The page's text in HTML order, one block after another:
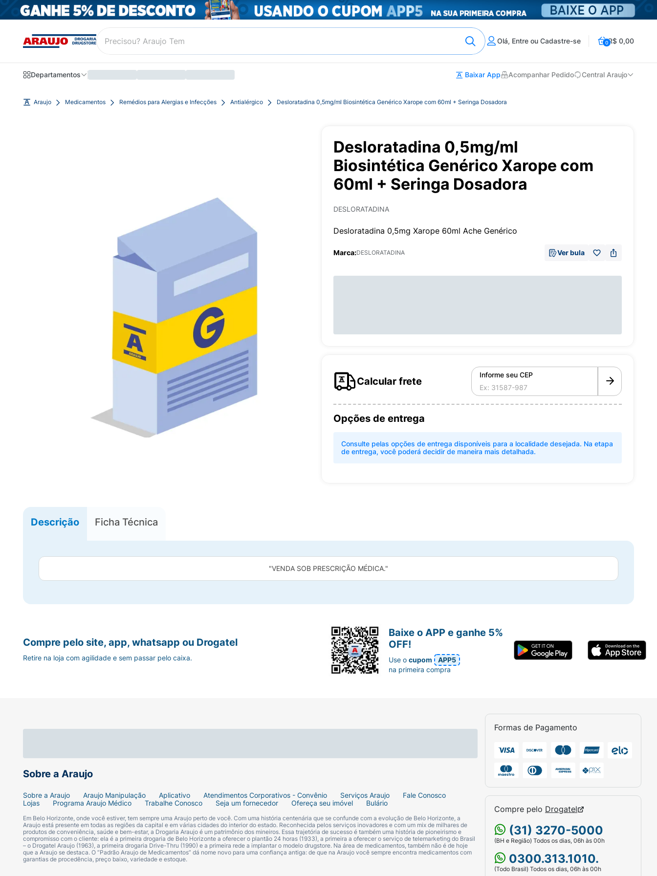
Olá, Entre ou Cadastre-se 0R$ 0,00
Departamentos Baixar App Acompanhar Pedido Central Araujo
Araujo Medicamentos Remédios para Alergias e Infecções Antialérgico Desloratadina 0,5mg/ml Biosintética Genérico Xarope com 60ml + Seringa Dosadora
Desloratadina 0,5mg/ml
Biosintética Genérico Xarope com
60ml + Seringa Dosadora
DESLORATADINA
Desloratadina 0,5mg Xarope 60ml Ache Genérico
Marca:DESLORATADINA Ver bula
Calcular frete
Informe seu CEP
Opções de entrega
Consulte pelas opções de entrega disponíveis para a localidade desejada. Na etapa
de entrega, você poderá decidir de maneira mais detalhada.
Descrição Ficha Técnica
"VENDA SOB PRESCRIÇÃO MÉDICA."
Sobre a Araujo
Sobre a Araujo Araujo Manipulação Aplicativo Atendimentos Corporativos - Convênio Serviços Araujo
Fale Conosco
Lojas
Programa Araujo Médico Trabalhe Conosco Seja um fornecedor Ofereça seu imóvel Bulário
Em Belo Horizonte, onde você estiver, tem sempre uma Araujo perto de você. Com uma história centenária que se confunde com a evolução de Belo Horizonte, a
Araujo está presente em todas as regiões da capital e em várias cidades do interior do estado. Reconhecida pelos serviços inovadores e com um mix de milhares de
produtos de conveniência, saúde e bem-estar, a Drogaria Araujo é um patrimônio dos mineiros. Essa trajetória de sucesso é também uma história de pioneirismo e
compromisso com o cliente: ela é a primeira drogaria de Belo Horizonte a oferecer o plantão 24 horas (1933), a primeira a oferecer o serviço de telemarketing do Brasil
– o Drogatel Araujo (1963), a primeira drogaria Drive-Thru (1990) e a primeira rede a implantar o modelo drugstore. Na área de medicamentos, também não é de hoje
que a Araujo se destaca. O “Padrão Araujo de Medicamentos” dá nome novo para uma confiança antiga: de que na Araujo você sempre encontra medicamentos com
garantias de procedência, preço baixo, variedade e estoque.
Formas de Pagamento
Compre pelo Drogatel
(31) 3270-5000
(BH e Região) Todos os dias, 06h às 00h
0300.313.1010.
(Todo Brasil) Todos os dias, 06h às 00h
Compre pelo site, app, whatsapp ou Drogatel
Retire na loja com agilidade e sem passar pelo caixa.
Baixe o APP e ganhe 5%
OFF!
Use ocupom
APP5
na primeira compra